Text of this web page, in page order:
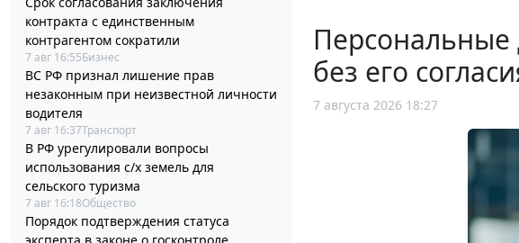
контракта с единственным
контрагентом сократили
7 авг 16:55Бизнес
ВС РФ признал лишение прав
незаконным при неизвестной личности
водителя
7 авг 16:37Транспорт
В РФ урегулировали вопросы
использования с/х земель для
сельского туризма
7 авг 16:18Общество
Порядок подтверждения статуса
Персональные
без его
7 августа 2026 18:27